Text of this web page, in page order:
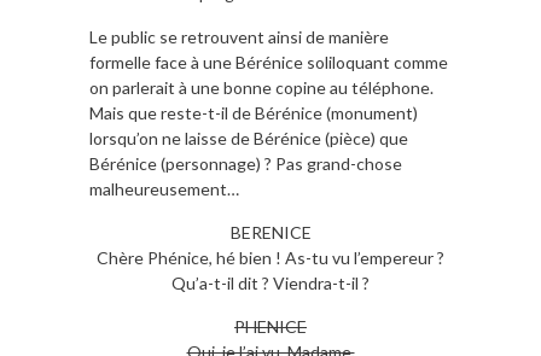
Le public se retrouvent ainsi de manière
formelle face à une Bérénice soliloquant comme
on parlerait à une bonne copine au téléphone.
Mais que reste-t-il de Bérénice (monument)
lorsqu’on ne laisse de Bérénice (pièce) que
Bérénice (personnage) ? Pas grand-chose
malheureusement…
BERENICE
Chère Phénice, hé bien ! As-tu vu l’empereur ?
Qu’a-t-il dit ? Viendra-t-il ?
PHENICE